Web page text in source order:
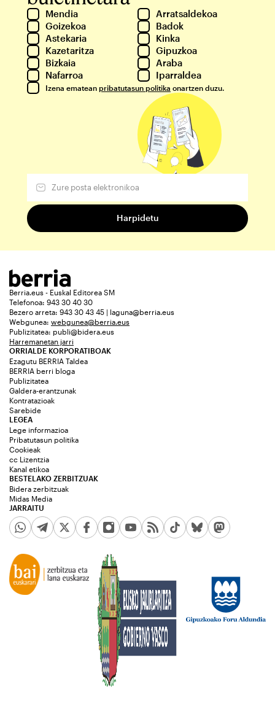
Mendia
Arratsaldekoa
Goizekoa
Badok
Astekaria
Kinka
Kazetaritza
Gipuzkoa
Bizkaia
Araba
Nafarroa
Iparraldea
Izena ematean pribatutasun politika onartzen duzu.
Berria.eus - Euskal Editorea SM
Telefonoa: 943 30 40 30
Bezero arreta: 943 30 43 45 | laguna@berria.eus
Webgunea: webgunea@berria.eus
Publizitatea: publi@bidera.eus
Harremanetan jarri
ORRIALDE KORPORATIBOAK
Ezagutu BERRIA Taldea
BERRIA berri bloga
Publizitatea
Galdera-erantzunak
Kontratazioak
Sarebide
JARRAITU
LEGEA
Lege informazioa
Pribatutasun politika
Cookieak
cc Lizentzia
Kanal etikoa
BESTELAKO ZERBITZUAK
Bidera zerbitzuak
Midas Media